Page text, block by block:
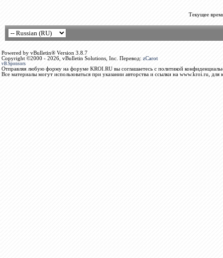
Текущее
Powered by vBulletin® Version 3.8.7
Copyright ©2000 - 2026, vBulletin Solutions, Inc. Перевод: zCarot
vB.Sponsors
Отправляя любую форму на форуме KROI.RU вы соглашаетесь с политикой
Все материалы могут использоваться при указании авторства и ссылки на www.kroi.ru, для